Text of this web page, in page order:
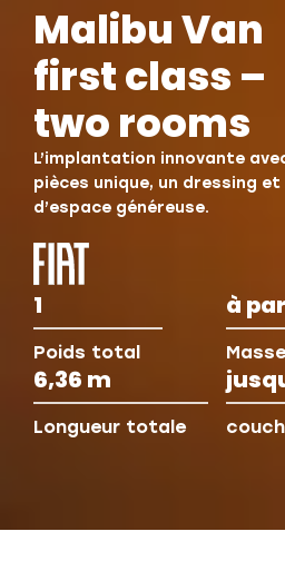
Malibu Van
first class –
two rooms
L’implantation innovante
pièces unique, un dressing
d’espace généreuse.
1
Poids total
à
6,36 m
Longueur totale